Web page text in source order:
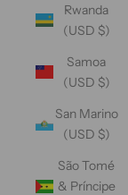
Rwanda
(USD $)
Samoa
(USD $)
San Marino
(USD $)
São Tomé
& Príncipe